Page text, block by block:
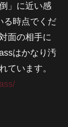
」に近い感
る時点でくだ
面の相手に
はかなり汚
ています。